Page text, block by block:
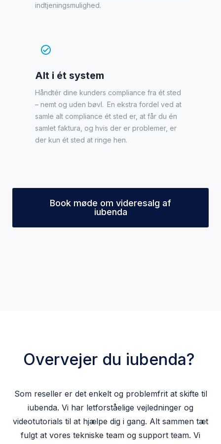
indtjeningsmulighed.
check_circle
Alt i ét system
Håndtér dine kunders compliance fra ét sted
– nemt og uden bøvl. En ekstra fordel ved at
samle alt compliance ét sted er, at får du én
samlet faktura, og hvis der er problemer, er
der kun ét sted at ringe hen.
Book møde om videresalg af
iubenda
Overvejer du iubenda?
Som reseller er det enkelt og problemfritat skifte til
iubenda. Vi har letforståelige vejledninger og
videotutorials til at hjælpe dig i gang. Alt sammen tæt
fulgt at vores tekniske team og support team. Vi